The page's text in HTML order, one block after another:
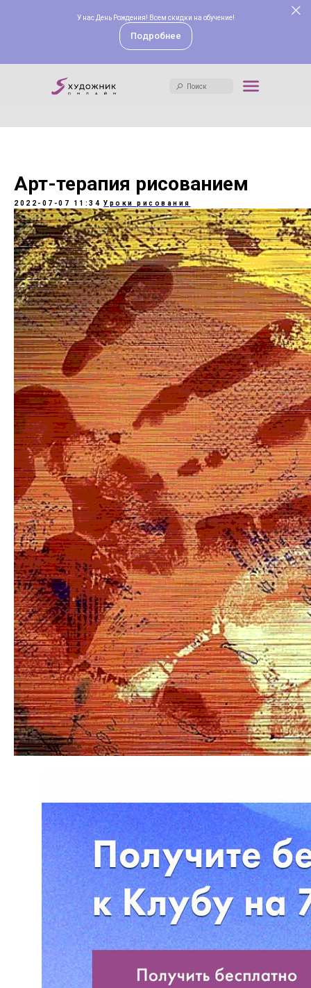
У нас День Рождения! Всем скидки на обучение!
Подробнее
Поиск
Поиск
Арт-терапия рисованием
2022-07-07 11:34 Уроки рисования